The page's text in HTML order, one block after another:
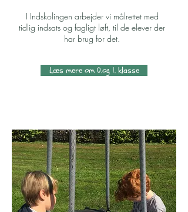
I Indskolingen arbejder vi målrettet med
tidlig indsats og fagligt løft, til de elever der
har brug for det.
Læs mere om 0.og 1. klasse